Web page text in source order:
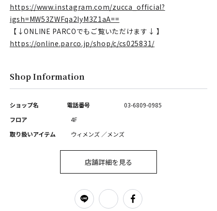
https://www.instagram.com/zucca_official?
igsh=MW53ZWFqa2IyM3Z1aA==
【↓ONLINE PARCOでもご覧いただけます↓ 】
https://online.parco.jp/shop/c/cs025831/
Shop Information
ショップ名 電話番号
03-6809-0985
フロア
4F
取り扱いアイテム
ウィメンズ ／メンズ
店舗詳細を見る